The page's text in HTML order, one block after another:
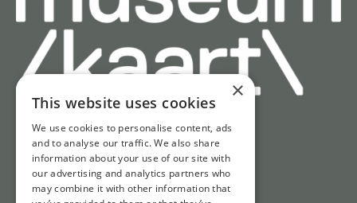
Schnell zu
Öffnungszeiten
×
This website uses cookies
We use cookies to personalise content, ads
and to analyse our traffic. We also share
information about your use of our site with
our advertising and analytics partners who
may combine it with other information that